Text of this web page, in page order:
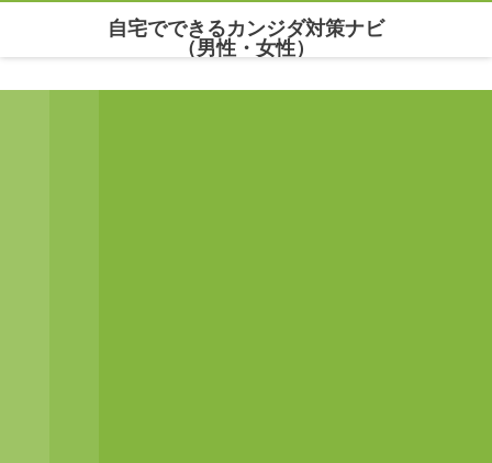
自宅でできるカンジダ対策ナビ
（男性・女性）